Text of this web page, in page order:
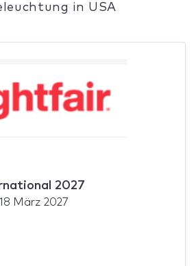
in USA
2027
März 2027